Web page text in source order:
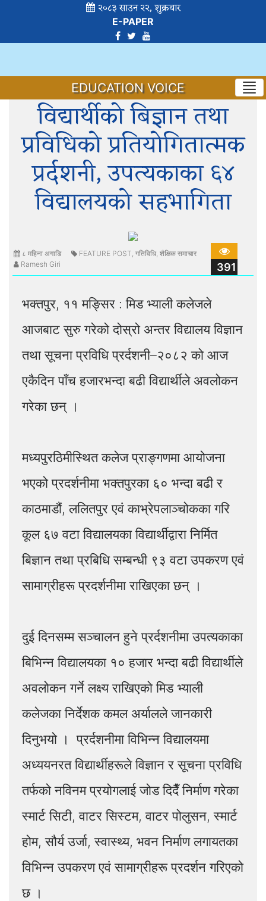
२०८३ साउन २२, शुक्रबार
E-PAPER
EDUCATION VOICE
विद्यार्थीको बिज्ञान तथा
प्रविधिको प्रतियोगितात्मक
प्रर्दशनी, उपत्यकाका ६४
विद्यालयको सहभागिता
८ महिना अगाडि FEATURE POST, गतिविधि, शैक्षिक समाचार
Ramesh Giri
391
भक्तपुर, ११ मङ्सिर : मिड भ्याली कलेजले
आजबाट सुरु गरेको दोस्रो अन्तर विद्यालय विज्ञान
तथा सूचना प्रविधि प्रर्दशनी–२०८२ को आज
एकैदिन पाँच हजारभन्दा बढी विद्यार्थीले अवलोकन
गरेका छन् ।
मध्यपुरठिमीस्थित कलेज प्राङ्गणमा आयोजना
भएको प्रदर्शनीमा भक्तपुरका ६० भन्दा बढी र
काठमाडौं, ललितपुर एवं काभ्रेपलाञ्चोकका गरि
कूल ६७ वटा विद्यालयका विद्यार्थीद्वारा निर्मित
बिज्ञान तथा प्रबिधि सम्बन्धी ९३ वटा उपकरण एवं
सामाग्रीहरू प्रदर्शनीमा राखिएका छन् ।
दुई दिनसम्म सञ्चालन हुने प्रर्दशनीमा उपत्यकाका
बिभिन्न विद्यालयका १० हजार भन्दा बढी विद्यार्थीले
अवलोकन गर्ने लक्ष्य राखिएको मिड भ्याली
कलेजका निर्देशक कमल अर्यालले जानकारी
दिनुभयो । प्रर्दशनीमा विभिन्न विद्यालयमा
अध्ययनरत विद्यार्थीहरूले विज्ञान र सूचना प्रविधि
तर्फको नविनम प्रयोगलाई जोड दिदैँ निर्माण गरेका
स्मार्ट सिटी, वाटर सिस्टम, वाटर पोलुसन, स्मार्ट
होम, सौर्य उर्जा, स्वास्थ्य, भवन निर्माण लगायतका
विभिन्न उपकरण एवं सामाग्रीहरू प्रदर्शन गरिएको
छ ।